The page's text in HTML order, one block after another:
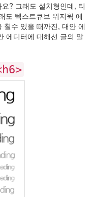
? 그래도 설치형인데, 티
도 텍스트큐브 위지윅 에
칠수 있을 때까진, 대안 에
에디터에 대해선 글의 말